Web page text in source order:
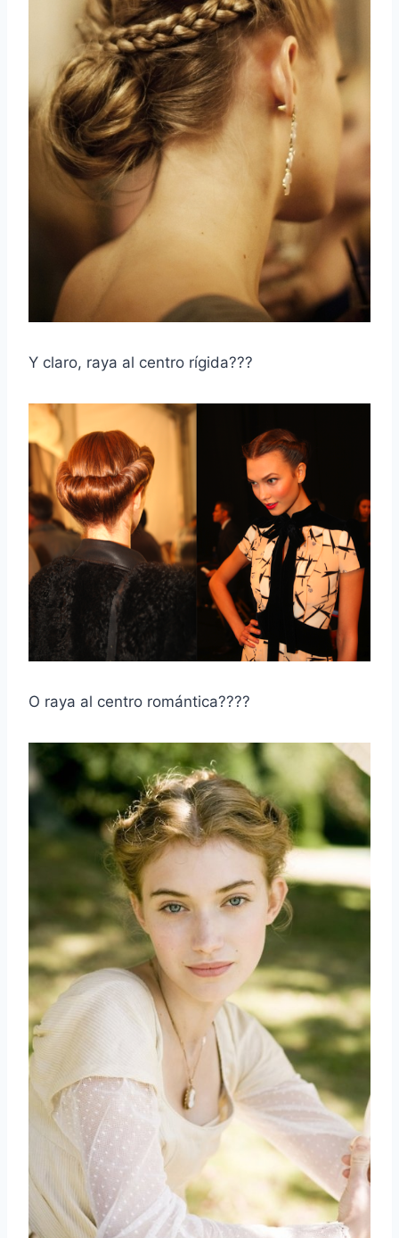
Y claro, raya al centro rígida???
O raya al centro romántica????